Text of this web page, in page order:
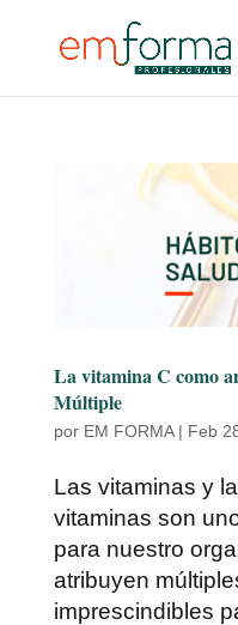
La vitamina C como
Múltiple
por EM FORMA| Feb
Las vitaminas y
vitaminas son
para nuestro
atribuyen
imprescindibles